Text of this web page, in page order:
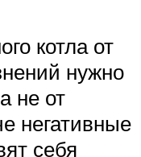
котла от
нужно
не от
негативные
себя